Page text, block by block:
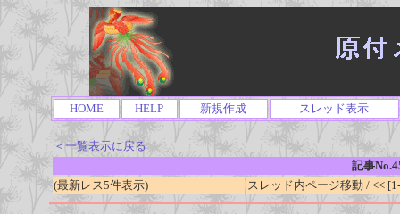
HOME HELP 新規作成 スレッド表示
＜一覧表示に戻る
記事
(最新レス5件表示)
スレッド内ページ移動 / <<